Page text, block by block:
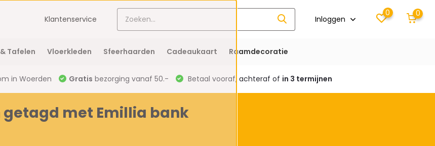
Klantenservice Inloggen
0 0
Tafelen Vloerkleden Sfeerhaarden Cadeaukaart Raamdecoratie
in Woerden Gratis bezorging vanaf 50.- Betaal vooraf, achteraf of in 3 termijnen
getagd met Emillia bank